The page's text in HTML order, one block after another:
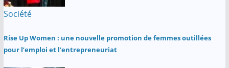
Société
Rise Up Women : une nouvelle promotion de femmes outillées
pour l’emploi et l’entrepreneuriat